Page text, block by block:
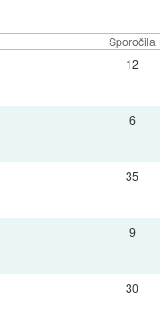
Sporočila
12
6
35
9
30